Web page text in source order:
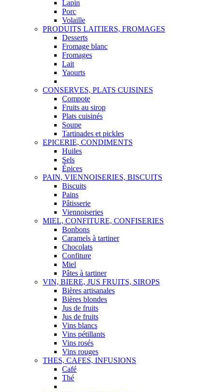
Lapin
Porc
Volaille
PRODUITS LAITIERS, FROMAGES
Desserts
Fromage blanc
Fromages
Lait
Yaourts
CONSERVES, PLATS CUISINES
Compote
Fruits au sirop
Plats cuisinés
Soupe
Tartinades et pickles
EPICERIE, CONDIMENTS
Huiles
Sels
Épices
PAIN, VIENNOISERIES, BISCUITS
Biscuits
Pains
Pâtisserie
Viennoiseries
MIEL, CONFITURE, CONFISERIES
Bonbons
Caramels à tartiner
Chocolats
Confiture
Miel
Pâtes à tartiner
VIN, BIERE, JUS FRUITS, SIROPS
Bières artisanales
Bières blondes
Jus de fruits
Jus de fruits
Vins blancs
Vins pétillants
Vins rosés
Vins rouges
THES, CAFES, INFUSIONS
Café
Thé